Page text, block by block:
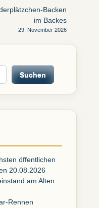
Backen
im Backes
29. November 2026
Suchen
öffentlichen
20.08.2026
am Alten
Rennen